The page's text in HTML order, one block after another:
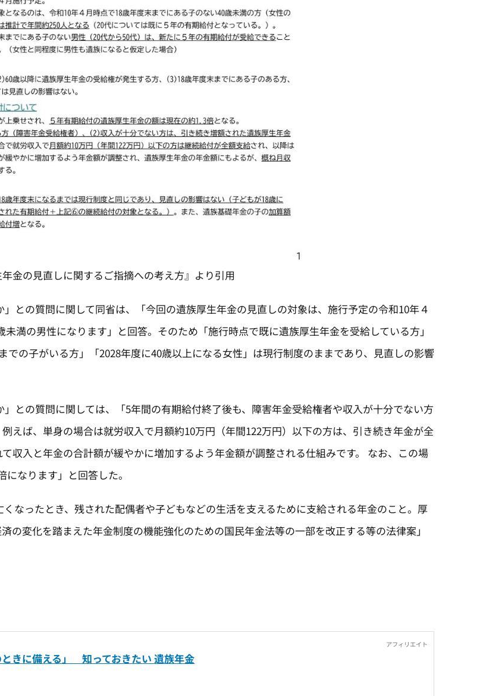
金の見直しに関するご指摘への考え方』より引用
との質問に関して同省は、「今回の遺族厚生年金の見直しの対象は、施行予定の令和10年４
満の男性になります」と回答。そのため「施行時点で既に遺族厚生年金を受給している方」
での子がいる方」「2028年度に40歳以上になる女性」は現行制度のままであり、見直しの影響
との質問に関しては、「5年間の有期給付終了後も、障害年金受給権者や収入が十分でない方
えば、単身の場合は就労収入で月額約10万円（年間122万円）以下の方は、引き続き年金が全
収入と年金の合計額が緩やかに増加するよう年金額が調整される仕組みです。 なお、この場
なります」と回答した。
なったとき、残された配偶者や子どもなどの生活を支えるために支給される年金のこと。厚
の変化を踏まえた年金制度の機能強化のための国民年金法等の一部を改正する等の法律案」
きに備える」 知っておきたい 遺族年金